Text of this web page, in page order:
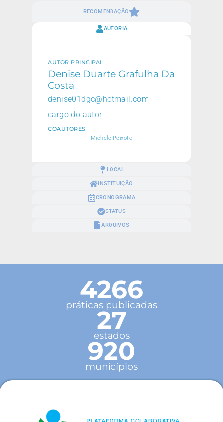
RECOMENDAÇÃO
AUTORIA
LOCAL
INSTITUIÇÃO
CRONOGRAMA
STATUS
ARQUIVOS
AUTOR PRINCIPAL
Denise Duarte Grafulha Da
Costa
denise01dgc@hotmail.com
cargo do autor
COAUTORES
Michele Peixoto
4266
práticas publicadas
27
estados
920
municípios